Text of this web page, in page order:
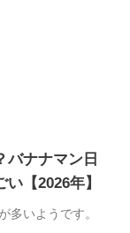
バナナマン日
【2026年】
多いようです。